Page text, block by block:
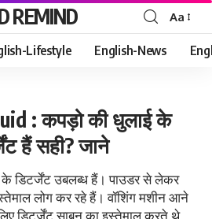
REMIND
Font
Resizer
Aa
Lifestyle English-News
: कपड़ो की धुलाई के
हैं सही? जाने
डिटर्जेंट उबलब्ध हैं। पाउडर से लेकर
लोग कर रहे हैं। वॉशिंग मशीन आने
डिटर्जेंट साबुन का इस्तेमाल करते थे,